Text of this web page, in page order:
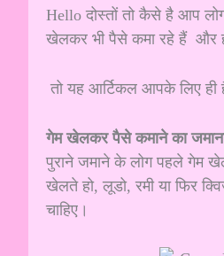
Hello दोस्तों तो कैसे है आप
खेलकर भी पैसे कमा रहे हैं और
तो यह आर्टिकल आपके लिए ही
गेम खेलकर पैसे कमाने का
पुराने जमाने के लोग पहले गेम
खेलते हो, लूडो, रमी या फिर
चाहिए।